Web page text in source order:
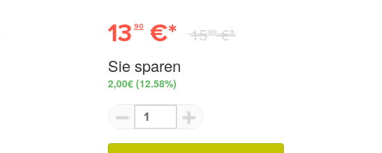
13 90 €* 1590€*
Sie sparen
2,00€ (12.58%)